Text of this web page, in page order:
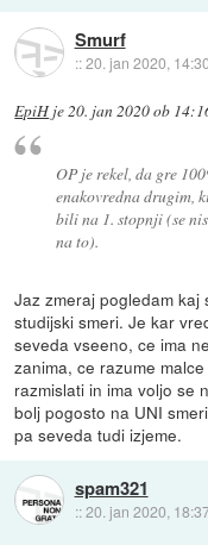
Smurf
::20. jan 2020, 14:30
EpiH je20. jan 2020 ob
OP je rekel, da gre
enakovredna drugim,
bili na 1. stopnji (se
na to).
Jaz zmeraj pogledam
studijski smeri. Je kar
seveda vseeno, ce ima
zanima, ce razume
razmislati in ima voljo se
bolj pogosto na UNI
pa seveda tudi izjeme.
spam321
::20. jan 2020,